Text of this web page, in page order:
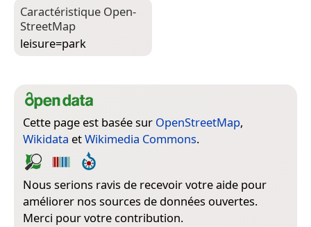
Caractéristique Open­
Street­Map
leisure=­park
Cette page est basée sur OpenStreetMap,
Wikidata etWikimedia Commons.
Nous serions ravis de recevoir votre aide pour
améliorer nos sources de données ouvertes.
Merci pour votre contribution.